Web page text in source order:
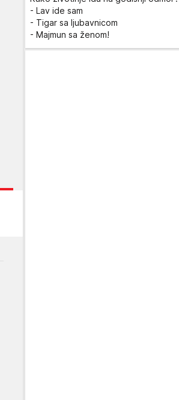
- Lav ide sam
- Tigar sa ljubavnicom
- Majmun sa ženom!